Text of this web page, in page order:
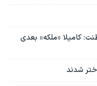
کامیلا «ملکه» بعدی
شدند